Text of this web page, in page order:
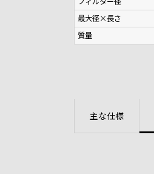
最大径×長さ
質量
主な仕様